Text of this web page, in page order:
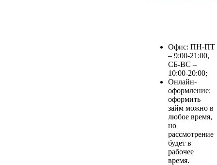
Офис: ПН-ПТ
– 9:00-21:00,
СБ-ВС –
10:00-20:00;
Онлайн-
оформление:
оформить
займ можно в
любое время,
но
рассмотрение
будет в
рабочее
время.